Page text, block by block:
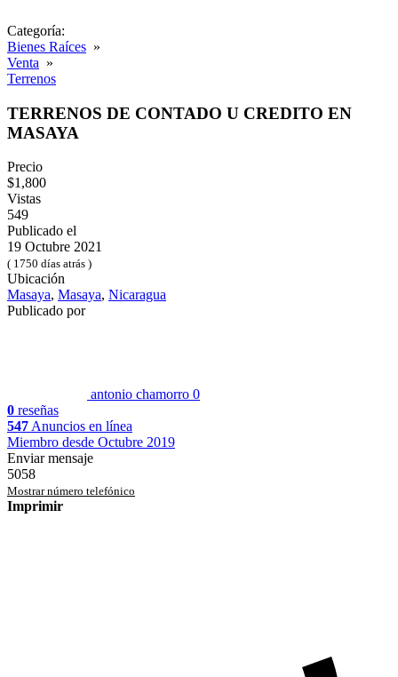
Categoría:
Bienes Raíces »
Venta »
Terrenos
TERRENOS DE CONTADO U CREDITO EN
MASAYA
Precio
$1,800
Vistas
549
Publicado el
19 Octubre 2021
( 1750 días atrás )
Ubicación
Masaya, Masaya, Nicaragua
Publicado por
antonio chamorro 0
0 reseñas
547 Anuncios en línea
Miembro desde Octubre 2019
Enviar mensaje
5058
Mostrar número telefónico
Imprimir